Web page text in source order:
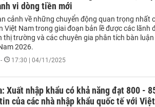
vi dòng tiền mới
cảnh về những chuyển động quan trọng nhất
Việt Nam trong giai đoạn bản lề được các lãnh
thị trường và các chuyên gia phân tích bàn
2026.
- 17:30 | 04/11/2025
Xuất nhập khẩu có khả năng đạt 800 -
của các nhà nhập khẩu quốc tế với